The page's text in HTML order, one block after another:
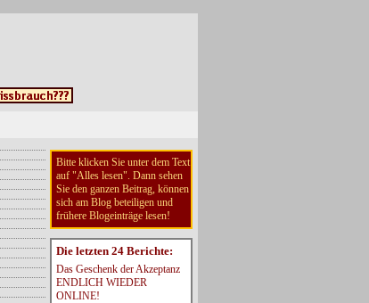
Bitte klicken Sie unter dem Text
auf "Alles lesen". Dann sehen
Sie den ganzen Beitrag, können
sich am Blog beteiligen und
frühere Blogeinträge lesen!
Die letzten 24 Berichte:
Das Geschenk der Akzeptanz
ENDLICH WIEDER
ONLINE!